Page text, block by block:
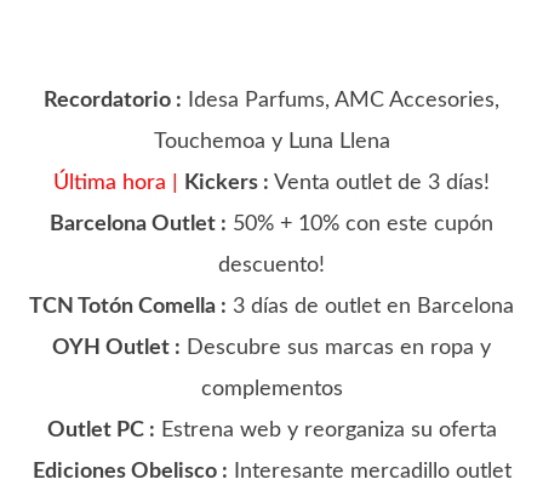
Recordatorio : Idesa Parfums, AMC Accesories,
Touchemoa y Luna Llena
Última hora |
Kickers : Venta outlet de 3 días!
Barcelona Outlet : 50% + 10% con este cupón
descuento!
TCN Totón Comella : 3 días de outlet en Barcelona
OYH Outlet : Descubre sus marcas en ropa y
complementos
Outlet PC : Estrena web y reorganiza su oferta
Ediciones Obelisco : Interesante mercadillo outlet